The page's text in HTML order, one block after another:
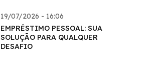
19/07/2026 - 16:06
EMPRÉSTIMO PESSOAL: SUA
SOLUÇÃO PARA QUALQUER
DESAFIO